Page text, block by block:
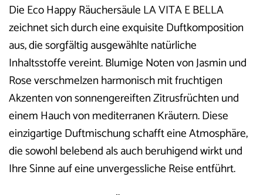
Die Eco Happy Räuchersäule LA VITA E BELLA
zeichnet sich durch eine exquisite Duftkomposition
aus, die sorgfältig ausgewählte natürliche
Inhaltsstoffe vereint. Blumige Noten von Jasmin und
Rose verschmelzen harmonisch mit fruchtigen
Akzenten von sonnengereiften Zitrusfrüchten und
einem Hauch von mediterranen Kräutern. Diese
einzigartige Duftmischung schafft eine Atmosphäre,
die sowohl belebend als auch beruhigend wirkt und
Ihre Sinne auf eine unvergessliche Reise entführt.